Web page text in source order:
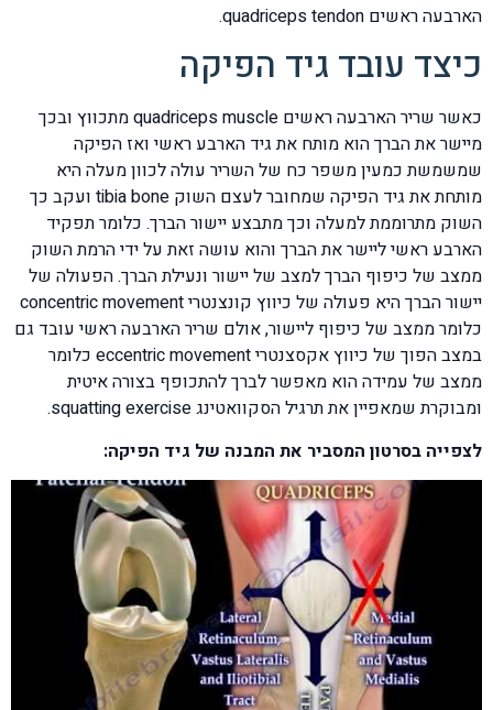
הארבעה ראשים quadriceps tendon.
כיצד עובד גיד הפיקה
כאשר שריר הארבעה ראשים quadriceps muscle מתכווץ ובכך
מיישר את הברך הוא מותח את גיד הארבע ראשי ואז הפיקה
שמשמשת כמעין משפר כח של השריר עולה לכוון מעלה היא
מותחת את גיד הפיקה שמחובר לעצם השוק tibia bone ועקב כך
השוק מתרוממת למעלה וכך מתבצע יישור הברך. כלומר תפקיד
הארבע ראשי ליישר את הברך והוא עושה זאת על ידי הרמת השוק
ממצב של כיפוף הברך למצב של יישור ונעילת הברך. הפעולה של
יישור הברך היא פעולה של כיווץ קונצנטרי concentric movement
כלומר ממצב של כיפוף ליישור, אולם שריר הארבעה ראשי עובד גם
במצב הפוך של כיווץ אקסצנטרי eccentric movement כלומר
ממצב של עמידה הוא מאפשר לברך להתכופף בצורה איטית
ומבוקרת שמאפיין את תרגיל הסקוואטינג squatting exercise.
לצפייה בסרטון המסביר את המבנה של גיד הפיקה: